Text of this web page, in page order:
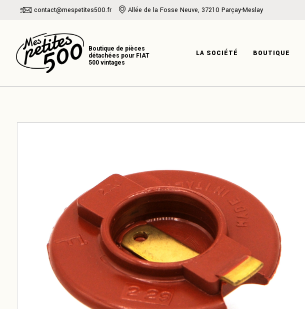
contact@mespetites500.fr Allée de la Fosse Neuve, 37210 Parçay-Meslay
LA SOCIÉTÉ BOUTIQUE
NOTRE EXPERTISE
HABITACLE